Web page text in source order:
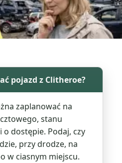
pojazd z Clitheroe?
zaplanować na
stanu
dostępie. Podaj, czy
przy drodze, na
w ciasnym miejscu.